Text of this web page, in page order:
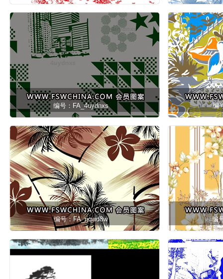
编号：FA_4uydnxs 编
编号：FA_rjqwd8w 编